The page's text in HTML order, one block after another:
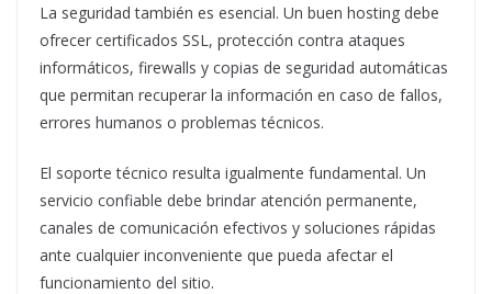
La seguridad también es esencial. Un buen hosting debe
ofrecer certificados SSL, protección contra ataques
informáticos, firewalls y copias de seguridad automáticas
que permitan recuperar la información en caso de fallos,
errores humanos o problemas técnicos.
El soporte técnico resulta igualmente fundamental. Un
servicio confiable debe brindar atención permanente,
canales de comunicación efectivos y soluciones rápidas
ante cualquier inconveniente que pueda afectar el
funcionamiento del sitio.